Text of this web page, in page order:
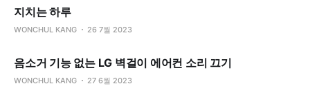
지치는 하루
WONCHUL KANG 26 7월 2023
음소거 기능 없는 LG 벽걸이 에어컨 소리 끄기
WONCHUL KANG 27 6월 2023